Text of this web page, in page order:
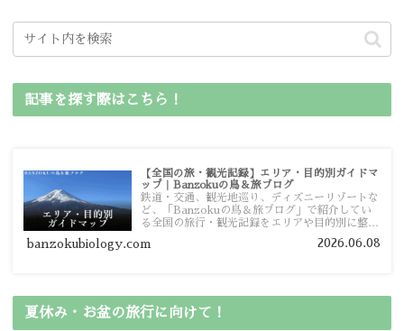
記事を探す際はこちら！
【全国の旅・観光記録】エリア・目的別ガイドマ
ップ｜Banzokuの鳥＆旅ブログ
鉄道・交通、観光地巡り、ディズニーリゾートな
ど、「Banzokuの鳥＆旅ブログ」で紹介してい
る全国の旅行・観光記録をエリアや目的別に整理
ガイドマップからスムーズに見つけていただけま
banzokubiology.com 2026.06.08
夏休み・お盆の旅行に向けて！